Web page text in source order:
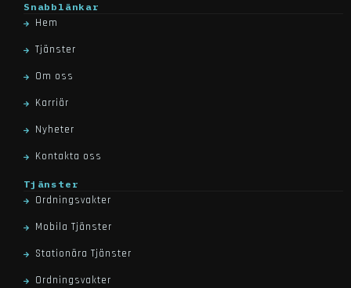
Snabblänkar
Hem
Tjänster
Om oss
Karriär
Nyheter
Kontakta oss
Tjänster
Ordningsvakter
Mobila Tjänster
Stationära Tjänster
Ordningsvakter